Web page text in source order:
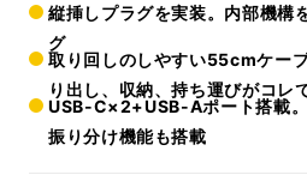
縦挿しプラグを実装。内部機構
グ
取り回しのしやすい55cmケー
り出し、収納、持ち運びがコレ
USB-C×2+USB-Aポート搭載
振り分け機能も搭載